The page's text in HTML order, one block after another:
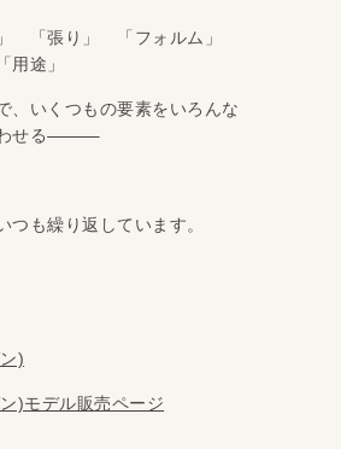
」 「張り」 「フォルム」
用途」
、いくつもの要素をいろんな
せる
つも繰り返しています。
)
)モデル販売ページ